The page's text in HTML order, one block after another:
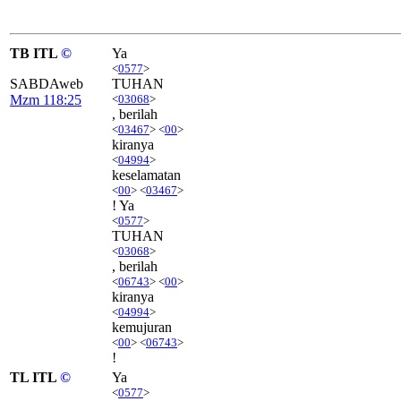
TB ITL ©
SABDAweb
Mzm 118:25
Ya
<0577>
TUHAN
<03068>
, berilah
<03467> <00>
kiranya
<04994>
keselamatan
<00> <03467>
! Ya
<0577>
TUHAN
<03068>
, berilah
<06743> <00>
kiranya
<04994>
kemujuran
<00> <06743>
!
TL ITL ©
Ya
<0577>